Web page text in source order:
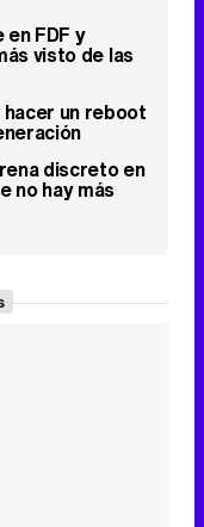
FDF y
visto de las
hacer un reboot
discreto en
no hay más